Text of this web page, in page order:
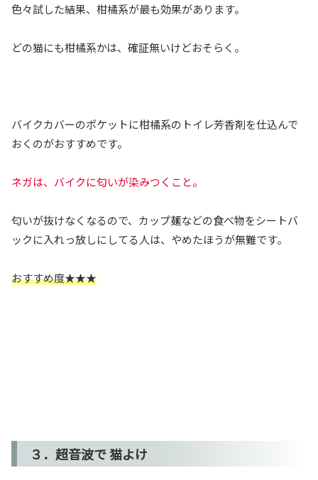
色々試した結果、柑橘系が最も効果があります。
どの猫にも柑橘系かは、確証無いけどおそらく。
バイクカバーのポケットに柑橘系のトイレ芳香剤を仕込んで
おくのがおすすめです。
ネガは、バイクに匂いが染みつくこと。
匂いが抜けなくなるので、カップ麺などの食べ物をシートバ
ックに入れっ放しにしてる人は、やめたほうが無難です。
おすすめ度★★★
３．超音波で 猫よけ